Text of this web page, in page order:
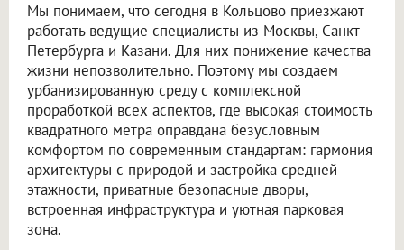
Мы понимаем, что сегодня в Кольцово приезжают
работать ведущие специалисты из Москвы, Санкт-
Петербурга и Казани. Для них понижение качества
жизни непозволительно. Поэтому мы создаем
урбанизированную среду с комплексной
проработкой всех аспектов, где высокая стоимость
квадратного метра оправдана безусловным
комфортом по современным стандартам: гармония
архитектуры с природой и застройка средней
этажности, приватные безопасные дворы,
встроенная инфраструктура и уютная парковая
зона.